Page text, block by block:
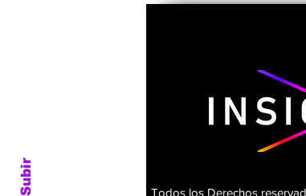
Emeterio
Subir Todos los Derechos